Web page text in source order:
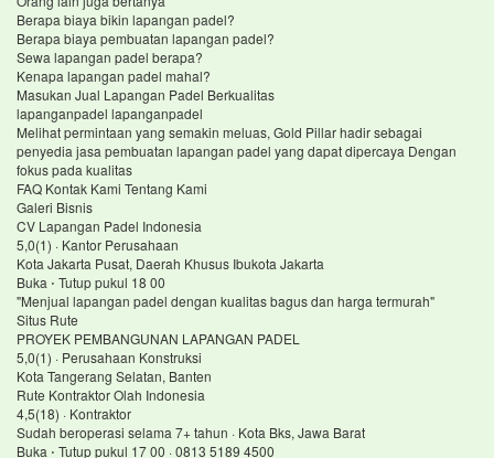
Berapa biaya bikin lapangan padel?
Berapa biaya pembuatan lapangan padel?
Sewa lapangan padel berapa?
Kenapa lapangan padel mahal?
Masukan Jual Lapangan Padel Berkualitas
lapanganpadel lapanganpadel
Melihat permintaan yang semakin meluas, Gold Pillar hadir sebagai
penyedia jasa pembuatan lapangan padel yang dapat dipercaya Dengan
fokus pada kualitas
FAQ Kontak Kami Tentang Kami
Galeri Bisnis
CV Lapangan Padel Indonesia
5,0(1) · Kantor Perusahaan
Kota Jakarta Pusat, Daerah Khusus Ibukota Jakarta
Buka ⋅ Tutup pukul 18 00
"Menjual lapangan padel dengan kualitas bagus dan harga termurah"
Situs Rute
PROYEK PEMBANGUNAN LAPANGAN PADEL
5,0(1) · Perusahaan Konstruksi
Kota Tangerang Selatan, Banten
Rute Kontraktor Olah Indonesia
4,5(18) · Kontraktor
Sudah beroperasi selama 7+ tahun · Kota Bks, Jawa Barat
Buka ⋅ Tutup pukul 17 00 · 0813 5189 4500